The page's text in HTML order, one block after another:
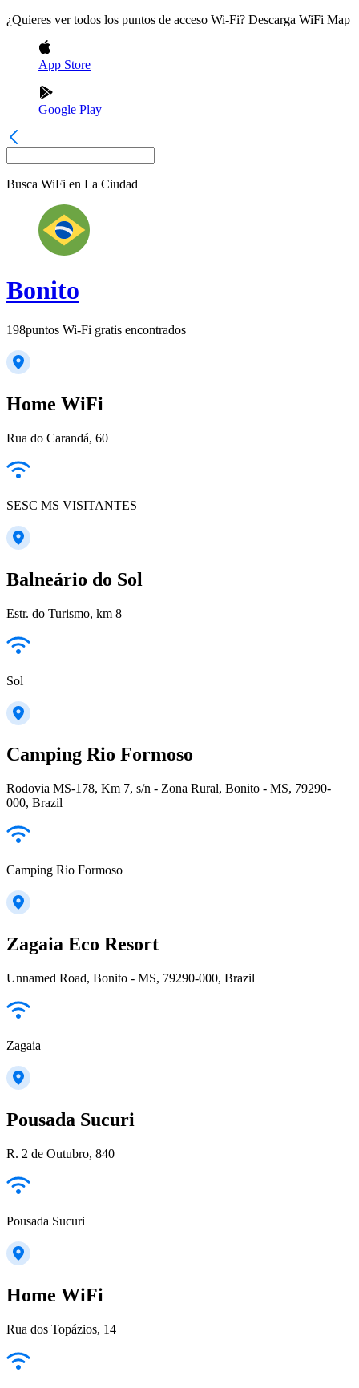
¿Quieres ver todos los puntos de acceso Wi-Fi? Descarga WiFi Map
App Store
Google Play
Busca WiFi en La Ciudad
Bonito
198puntos Wi-Fi gratis encontrados
Home WiFi
Rua do Carandá, 60
SESC MS VISITANTES
Balneário do Sol
Estr. do Turismo, km 8
Sol
Camping Rio Formoso
Rodovia MS-178, Km 7, s/n - Zona Rural, Bonito - MS, 79290-
000, Brazil
Camping Rio Formoso
Zagaia Eco Resort
Unnamed Road, Bonito - MS, 79290-000, Brazil
Zagaia
Pousada Sucuri
R. 2 de Outubro, 840
Pousada Sucuri
Home WiFi
Rua dos Topázios, 14